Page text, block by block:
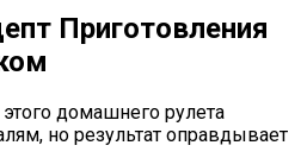
Приготовления
домашнего рулета
но результат оправдывает